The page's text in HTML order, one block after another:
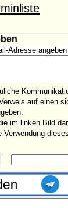
auf einen
im linken Bild